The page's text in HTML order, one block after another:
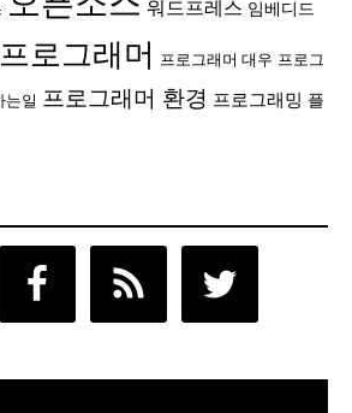
워드프레스 임베디드
프로그래머 프로그래머 대우 프로그
는일 프로그래머 환경 프로그래밍 플